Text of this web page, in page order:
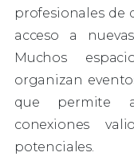
profesionales de
acceso a
Muchos
organizan
que permite
conexiones
potenciales.